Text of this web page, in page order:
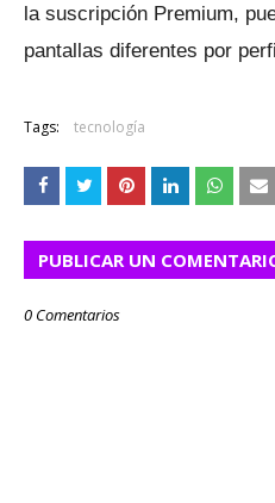
la suscripción Premium,
pantallas diferentes por
Tags: tecnología
PUBLICAR UN
0 Comentarios